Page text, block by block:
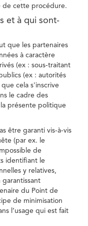
de cette procédure.
et à qui sont-
que les partenaires
à caractère
(ex : sous-traitant
(ex : autorités
cela s'inscrive
le cadre des
présente politique
être garanti vis-à-vis
(par ex. le
de
identifiant le
y relatives,
du Point de
de minimisation
l’usage qui est fait